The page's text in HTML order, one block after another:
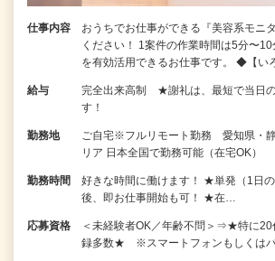
仕事内容
おうちでお仕事ができる『美容系モニ
ください！ 1案件の作業時間は5分〜
を有効活用できるお仕事です。 ◆【い
給与
完全出来高制 ★謝礼は、最短で当日の
す！
勤務地
ご自宅※フルリモート勤務 愛知県・
リア 日本全国で勤務可能（在宅OK）
勤務時間
好きな時間に働けます！ ★単発（1日
後、即お仕事開始も可！ ★在…
応募資格
＜未経験者OK／年齢不問＞⇒★特に20
録多数★ ※スマートフォンもしくはパ